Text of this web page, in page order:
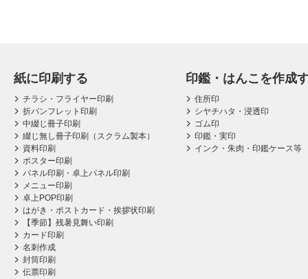
紙に印刷する
チラシ・フライヤー印刷
折パンフレット印刷
中綴じ冊子印刷
綴じ無し冊子印刷（スクラム製本）
資料印刷
ポスター印刷
パネル印刷・卓上パネル印刷
メニュー印刷
卓上POP印刷
はがき・ポストカード・挨拶状印刷
【季節】残暑見舞い印刷
カード印刷
名刺作成
封筒印刷
伝票印刷
印鑑・はんこを作成
住所印
シヤチハタ・浸透印
ゴム印
印鑑・実印
インク・朱肉・印鑑ケース等